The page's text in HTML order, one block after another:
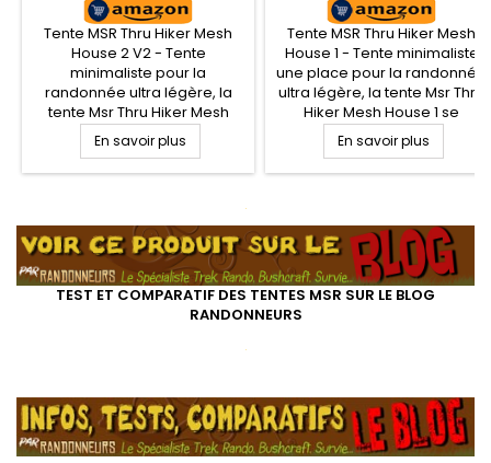
Tente MSR Thru Hiker Mesh
House 2 V2 - Tente
minimaliste pour la
randonnée ultra légère, la
tente Msr Thru Hiker Mesh
House 2 V2 se compose
d'une toile en mesh, barrière
anti insecte, pour les nuits en
et rapide à tendre avec des
bâtons de marche ou mâts
en option
En savoir plus
Tente MSR Thru Hiker Mesh
House 1 - Tente minimaliste
une place pour la randonnée
ultra légère, la tente Msr Thru
Hiker Mesh House 1 se
compose d'une toile en
mesh, barrière anti insecte,
pour les nuits en pleine
rapide à tendre avec des
bâtons de marche ou mâts
en option
En savoir plus
.
TEST ET COMPARATIF DES TENTES MSR SUR LE BLOG
RANDONNEURS
.